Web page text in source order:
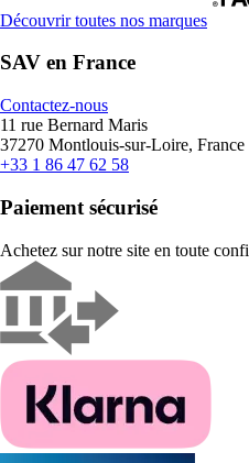
Découvrir toutes nos marques
SAV en France
Contactez-nous
11 rue Bernard Maris
37270 Montlouis-sur-Loire, France
+33 1 86 47 62 58
Paiement sécurisé
Achetez sur notre site en toute